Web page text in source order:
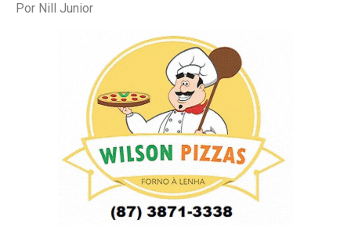
Por Nill Junior